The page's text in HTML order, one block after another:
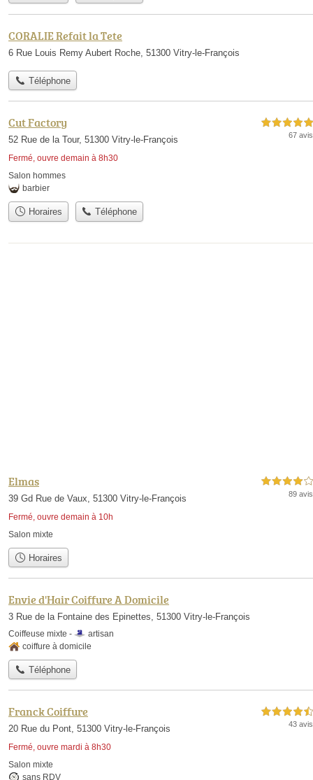
CORALIE Refait la Tete
6 Rue Louis Remy Aubert Roche, 51300 Vitry-le-François
Téléphone
Cut Factory
52 Rue de la Tour, 51300 Vitry-le-François
Fermé, ouvre demain à 8h30
5,0 étoiles sur 5
67 avis
Salon hommes
barbier
Horaires Téléphone
Elmas
39 Gd Rue de Vaux, 51300 Vitry-le-François
Fermé, ouvre demain à 10h
4,0 étoiles sur 5
89 avis
Salon mixte
Horaires
Envie d'Hair Coiffure A Domicile
3 Rue de la Fontaine des Epinettes, 51300 Vitry-le-François
Coiffeuse mixte -
artisan
coiffure à domicile
Téléphone
Franck Coiffure
20 Rue du Pont, 51300 Vitry-le-François
Fermé, ouvre mardi à 8h30
4,5 étoiles sur 5
43 avis
Salon mixte
sans RDV